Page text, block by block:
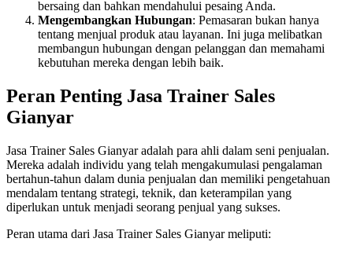
bersaing dan bahkan mendahului pesaing Anda.
Mengembangkan Hubungan: Pemasaran bukan hanya
tentang menjual produk atau layanan. Ini juga melibatkan
membangun hubungan dengan pelanggan dan memahami
kebutuhan mereka dengan lebih baik.
Peran Penting Jasa Trainer Sales
Gianyar
Jasa Trainer Sales Gianyar adalah para ahli dalam seni penjualan.
Mereka adalah individu yang telah mengakumulasi pengalaman
bertahun-tahun dalam dunia penjualan dan memiliki pengetahuan
mendalam tentang strategi, teknik, dan keterampilan yang
diperlukan untuk menjadi seorang penjual yang sukses.
Peran utama dari Jasa Trainer Sales Gianyar meliputi: